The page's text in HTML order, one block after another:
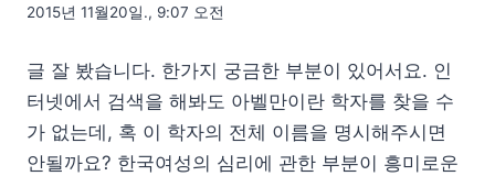
2015년 11월20일., 9:07 오전
글 잘 봤습니다. 한가지 궁금한 부분이 있어서요. 인
터넷에서 검색을 해봐도 아벨만이란 학자를 찾을 수
가 없는데, 혹 이 학자의 전체 이름을 명시해주시면
안될까요? 한국여성의 심리에 관한 부분이 흥미로운